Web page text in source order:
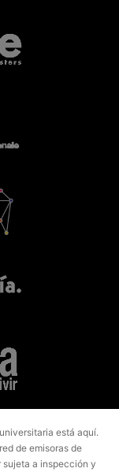
está aquí.
de emisoras de
sujeta a inspección y